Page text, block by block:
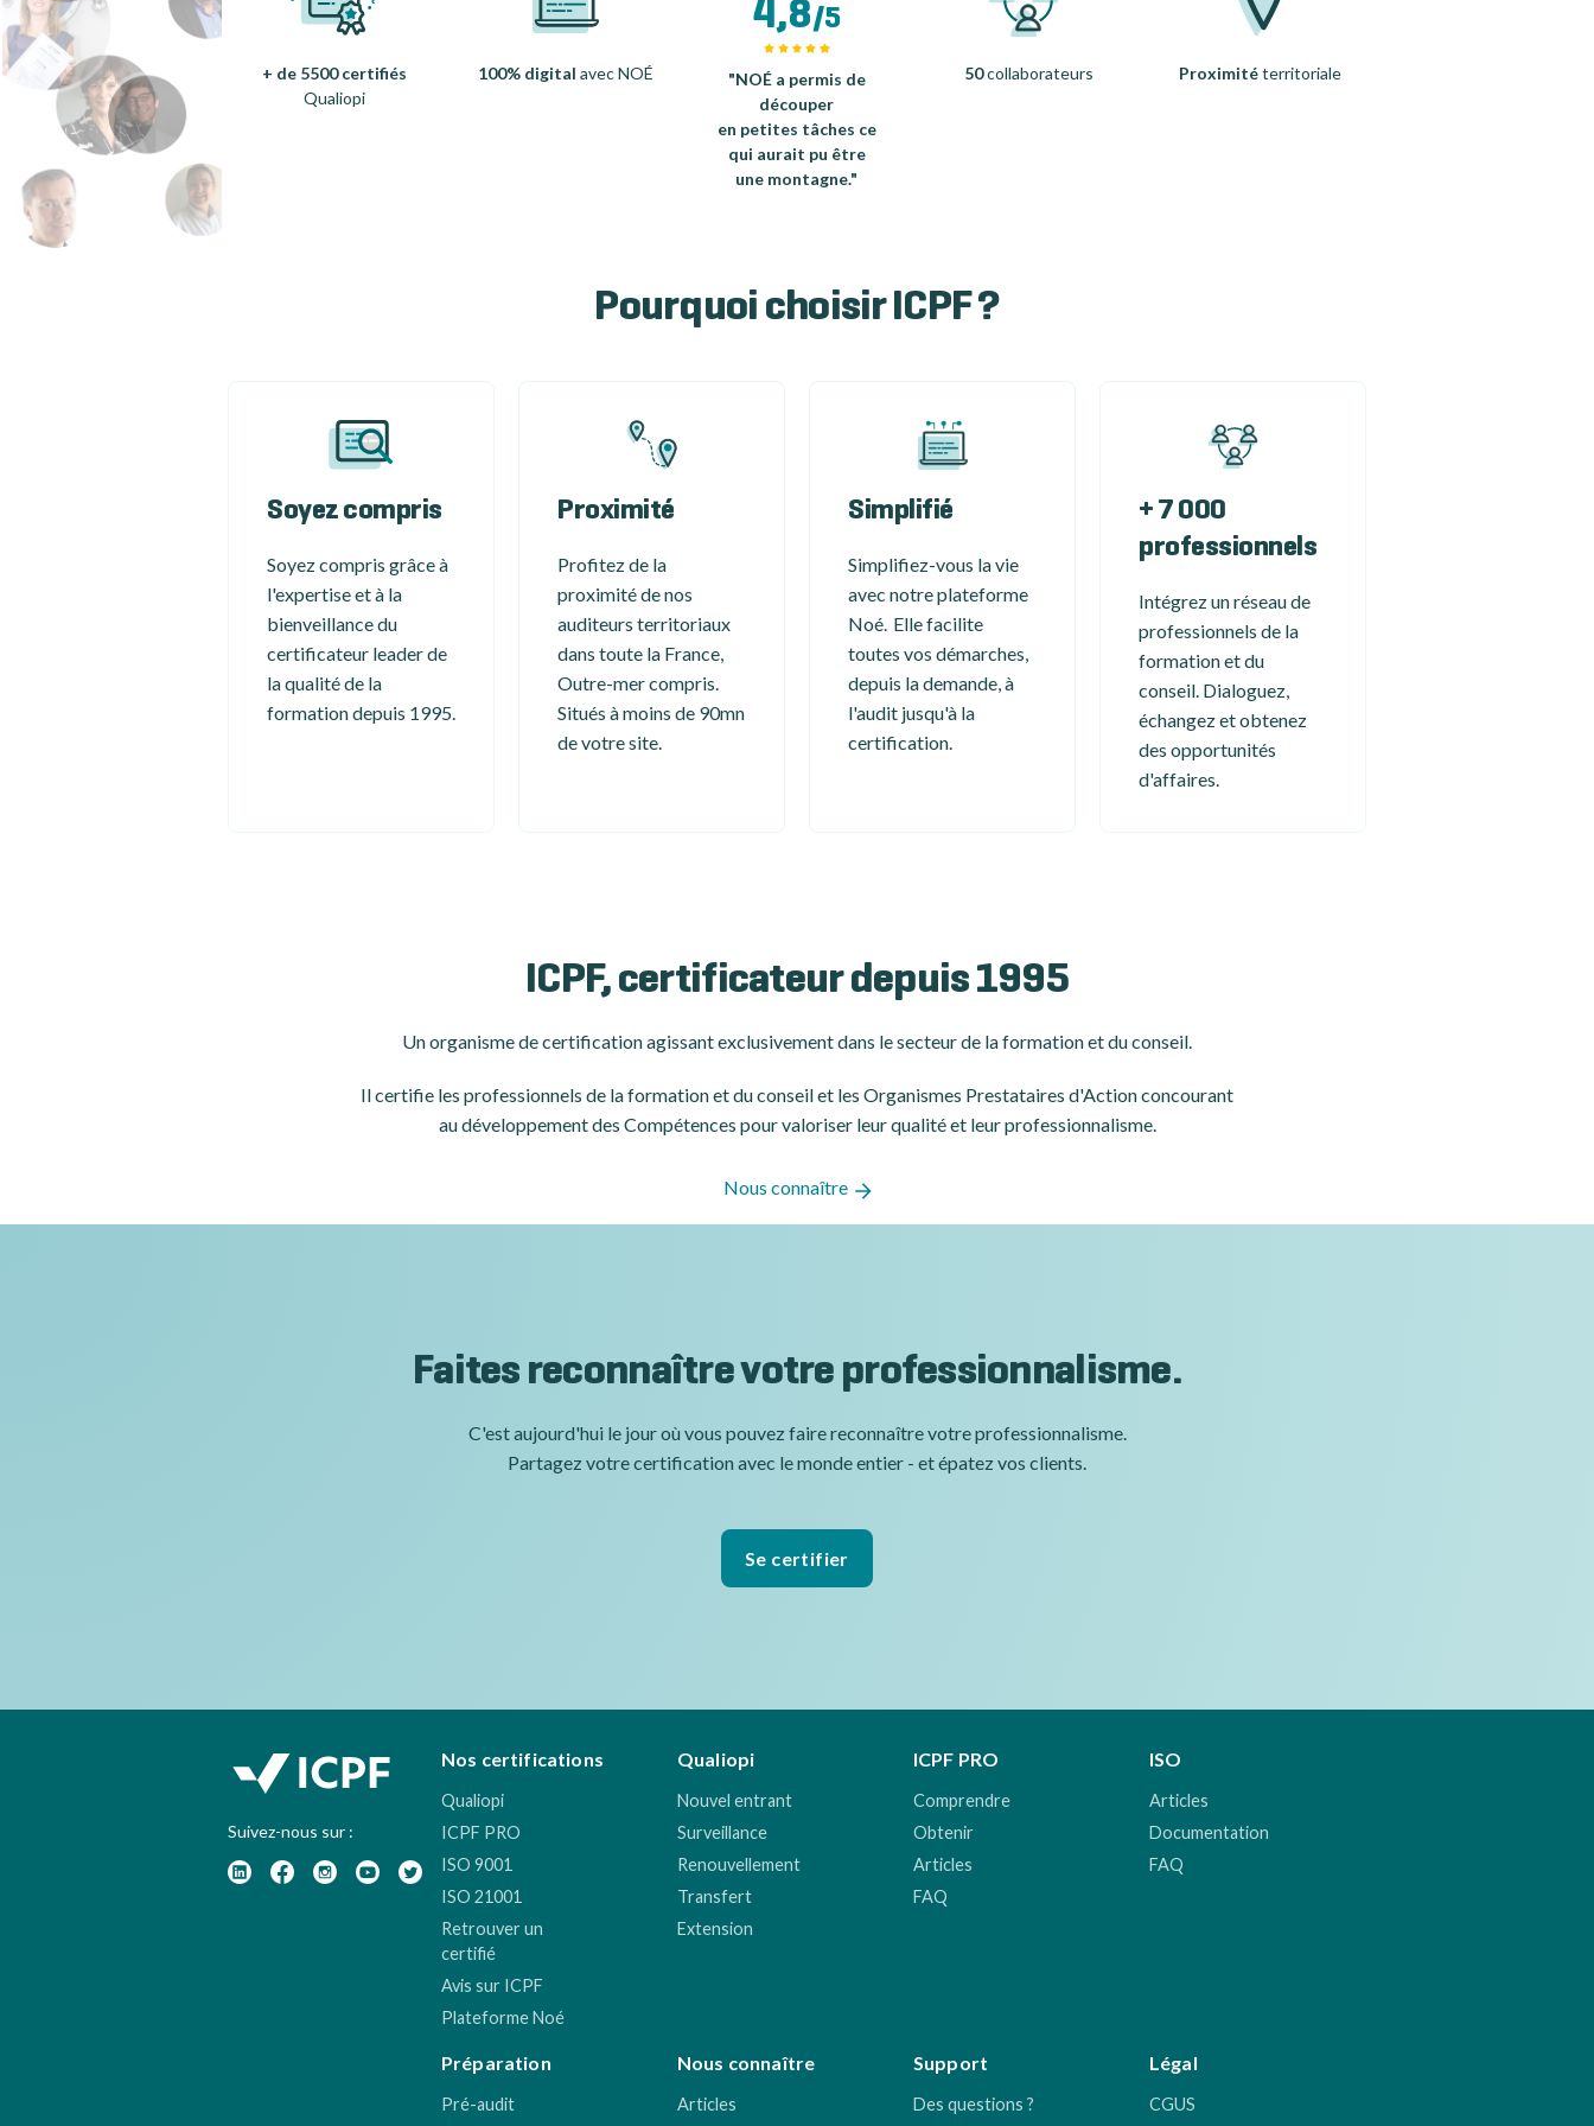
+ de 5500 certifiés
Qualiopi
100% digital avec NOÉ
4,8/5
"NOÉ a permis de
découper
en petites tâches ce
qui aurait pu être
une montagne."
50collaborateurs Proximitéterritoriale
Pourquoi choisir ICPF ?
Soyez compris
Soyez compris grâce à
l'expertise et à la
bienveillance du
certificateur leader de
la qualité de la
formation depuis 1995.
Proximité
Profitez de la
proximité de nos
auditeurs territoriaux
dans toute la France,
Outre-mer compris.
Situés à moins de 90mn
de votre site.
Simplifié
Simplifiez-vous la vie
avec notre plateforme
Noé. Elle facilite
toutes vos démarches,
depuis la demande, à
l'audit jusqu'à la
certification.
+ 7 000
professionnels
Intégrez un réseau de
professionnels de la
formation et du
conseil. Dialoguez,
échangez et obtenez
des opportunités
d'affaires.
ICPF, certificateur depuis 1995
Un organisme de certificationagissant exclusivement dans le secteur de la formation et du conseil.
Il certifie les professionnels de la formation et du conseil et les Organismes Prestataires d'Action concourant
au développement des Compétences pour valoriser leur qualité et leur professionnalisme.
Nous connaître
Faites reconnaître votre professionnalisme.
C'est aujourd'hui le jour où vous pouvez faire reconnaître votre professionnalisme.
Partagez votre certification avec le monde entier - et épatez vos clients.
Se certifier
Suivez-nous sur :
Nos certifications
Qualiopi
ICPF PRO
ISO 9001
ISO 21001
Retrouver un
certifié
Avis sur ICPF
Plateforme Noé
Qualiopi
Nouvel entrant
Surveillance
Renouvellement
Transfert
Extension
ICPF PRO
Comprendre
Obtenir
Articles
FAQ
ISO
Articles
Documentation
FAQ
Préparation
Pré-audit
Nous connaître
Articles
Support
Des questions ?
Légal
CGUS